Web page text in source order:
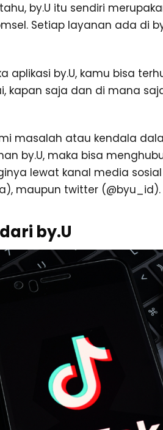
by.U itu sendiri
Setiap layanan ada di
aplikasi by.U, kamu bisa
kapan saja dan di mana
masalah atau kendala
by.U, maka bisa
lewat kanal media
maupun twitter (@byu_id).
by.U